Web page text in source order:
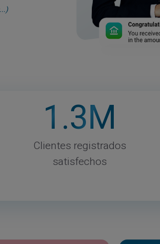
1.3M
Clientes registrados
satisfechos